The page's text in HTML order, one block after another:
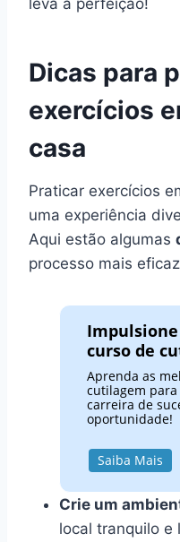
Dicas para
exercícios
casa
Praticar exercícios
uma experiência
Aqui estão algumas
processo mais
curso de
Aprenda as
cutilagem
carreira de
oportunidade!
Saiba Mais
Crie um
local tranquilo e